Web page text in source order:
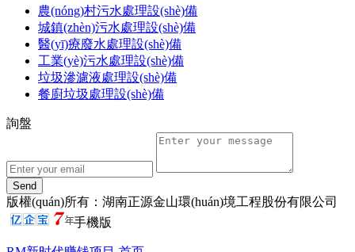
農(nóng)村污水處理設(shè)備
城鎮(zhèn)污水處理設(shè)備
醫(yī)療廢水處理設(shè)備
工業(yè)污水處理設(shè)備
垃圾滲濾液處理設(shè)備
餐廚垃圾處理設(shè)備
詢盤
版權(quán)所有：湖南正源金山環(huán)境工程股份有限公司
手機版